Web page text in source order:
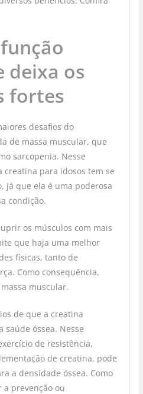
deixa os
fortes
desafios do
de massa muscular, que
sarcopenia. Nesse
creatina para idosos tem se
já que ela é uma poderosa
condição.
os músculos com mais
que haja uma melhor
físicas, tanto de
Como consequência,
muscular.
de que a creatina
óssea. Nesse
de resistência,
de creatina, pode
a densidade óssea. Como
prevenção ou